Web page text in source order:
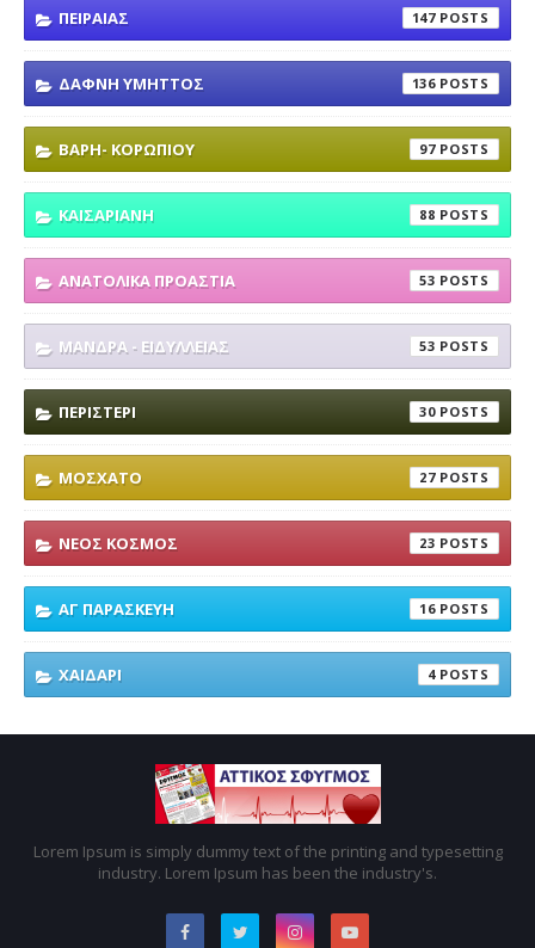
ΠΕΙΡΑΙΑΣ 147
ΔΑΦΝΗ ΥΜΗΤΤΟΣ 136
ΒΑΡΗ- ΚΟΡΩΠΙΟΥ 97
ΚΑΙΣΑΡΙΑΝΗ 88
ΑΝΑΤΟΛΙΚΑ ΠΡΟΑΣΤΙΑ 53
ΜΑΝΔΡΑ - ΕΙΔΥΛΛΕΙΑΣ 53
ΠΕΡΙΣΤΕΡΙ 30
ΜΟΣΧΑΤΟ 27
ΝΕΟΣ ΚΟΣΜΟΣ 23
ΑΓ ΠΑΡΑΣΚΕΥΗ 16
ΧΑΙΔΑΡΙ 4
Lorem Ipsum is simply dummy text of the printing and typesetting
industry. Lorem Ipsum has been the industry's.